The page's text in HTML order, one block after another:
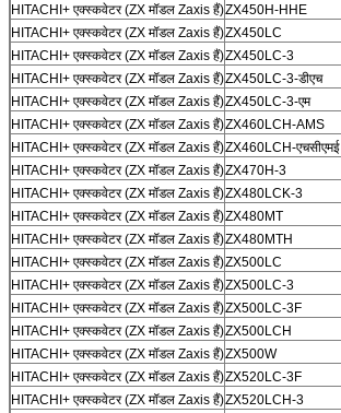
HITACHI+ एक्स्कवेटर (ZX मॉडल Zaxis हैं)ZX450H-HHE
HITACHI+ एक्स्कवेटर (ZX मॉडल Zaxis हैं)ZX450LC
HITACHI+ एक्स्कवेटर (ZX मॉडल Zaxis हैं)ZX450LC-3
HITACHI+ एक्स्कवेटर (ZX मॉडल Zaxis हैं)ZX450LC-3-डीएच
HITACHI+ एक्स्कवेटर (ZX मॉडल Zaxis हैं)ZX450LC-3-एम
HITACHI+ एक्स्कवेटर (ZX मॉडल Zaxis हैं)ZX460LCH-AMS
HITACHI+ एक्स्कवेटर (ZX मॉडल Zaxis हैं)ZX460LCH-एचसीएमई
HITACHI+ एक्स्कवेटर (ZX मॉडल Zaxis हैं)ZX470H-3
HITACHI+ एक्स्कवेटर (ZX मॉडल Zaxis हैं)ZX480LCK-3
HITACHI+ एक्स्कवेटर (ZX मॉडल Zaxis हैं)ZX480MT
HITACHI+ एक्स्कवेटर (ZX मॉडल Zaxis हैं)ZX480MTH
HITACHI+ एक्स्कवेटर (ZX मॉडल Zaxis हैं)ZX500LC
HITACHI+ एक्स्कवेटर (ZX मॉडल Zaxis हैं)ZX500LC-3
HITACHI+ एक्स्कवेटर (ZX मॉडल Zaxis हैं)ZX500LC-3F
HITACHI+ एक्स्कवेटर (ZX मॉडल Zaxis हैं)ZX500LCH
HITACHI+ एक्स्कवेटर (ZX मॉडल Zaxis हैं)ZX500W
HITACHI+ एक्स्कवेटर (ZX मॉडल Zaxis हैं)ZX520LC-3F
HITACHI+ एक्स्कवेटर (ZX मॉडल Zaxis हैं)ZX520LCH-3